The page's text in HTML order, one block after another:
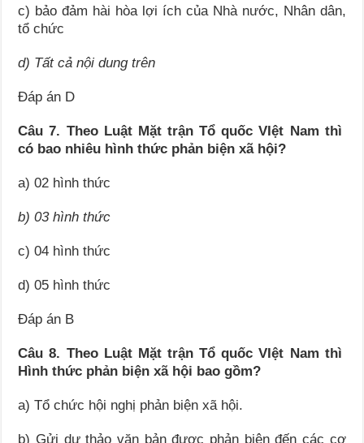
c) bảo đảm hài hòa lợi ích của Nhà nước, Nhân dân,
tổ chức
d) Tất cả nội dung trên
Đáp án D
Câu 7. Theo Luật Mặt trận Tổ quốc VIệt Nam thì
có bao nhiêu hình thức phản biện xã hội?
a) 02 hình thức
b) 03 hình thức
c) 04 hình thức
d) 05 hình thức
Đáp án B
Câu 8. Theo Luật Mặt trận Tổ quốc VIệt Nam thì
Hình thức phản biện xã hội bao gồm?
a) Tổ chức hội nghị phản biện xã hội.
b) Gửi dự thảo văn bản được phản biện đến các cơ